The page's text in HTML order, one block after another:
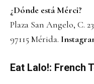
¿Dónde está Mérci?
Plaza San Angelo, C.
97115 Mérida.
Eat Lalo!: French